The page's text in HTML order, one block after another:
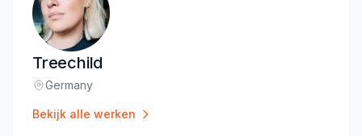
Treechild
Locatie:
Germany
Bekijk alle werken